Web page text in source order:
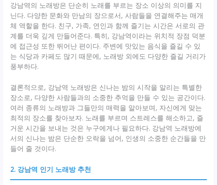
강남역의 노래방은 단순히 노래를 부르는 장소 이상의 의미를 지
닌다. 다양한 문화와 만남의 장으로서, 사람들을 연결해주는 매개
체 역할을 한다. 친구, 가족, 연인과 함께 즐기는 시간은 서로의 관
계를 더욱 깊게 만들어준다. 특히, 강남역이라는 위치적 장점 덕분
에 접근성 또한 뛰어난 편이다. 주변에 맛있는 음식을 즐길 수 있
는 식당과 카페도 많기 때문에, 노래방 외에도 다양한 즐길 거리가
풍부하다.
결론적으로, 강남역 노래방은 신나는 밤의 시작을 알리는 특별한
장소로, 다양한 사람들과의 소중한 추억을 만들 수 있는 공간이다.
여러 종류의 노래방과 그들만의 매력을 알아보며, 자신에게 맞는
최적의 장소를 찾아보자. 노래를 부르며 스트레스를 해소하고, 즐
거운 시간을 보내는 것은 누구에게나 필요하다. 강남역 노래방에
서의 신나는 밤은 단순한 오락을 넘어, 인생의 소중한 순간들을 만
들어 줄 것이다.
2. 강남역 인기 노래방 추천